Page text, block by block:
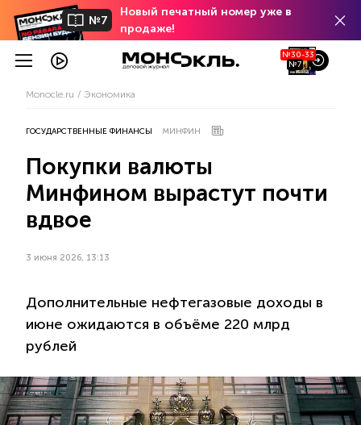
№7
Новый печатный номер уже в
продаже!
№30-33
№7
Monocle.ru Экономика
ГОСУДАРСТВЕННЫЕ ФИНАНСЫ МИНФИН
Покупки валюты
Минфином вырастут почти
вдвое
3 июня 2026, 13:13
Дополнительные нефтегазовые доходы в
июне ожидаются в объёме 220 млрд
рублей